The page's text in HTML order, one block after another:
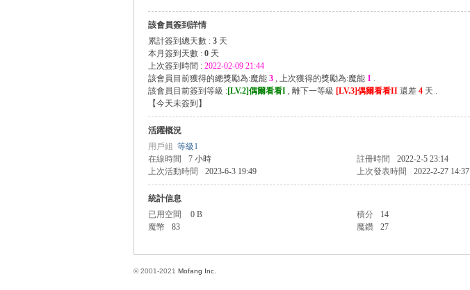
該會員簽到詳情
累計簽到總天數 : 3 天
本月簽到天數 : 0 天
上次簽到時間 : 2022-02-09 21:44
該會員目前獲得的總獎勵為:魔能 3 , 上次獲得的獎勵為:魔能 1 .
該會員目前簽到等級 :[LV.2]偶爾看看I , 離下一等級 [LV.3]偶爾看看II 還差 4 天 .
【今天未簽到 】
活躍概況
用戶組 等級1
在線時間
7 小時 註冊時間 2022-2-5 23:14
上次活動時間
2023-6-3 19:49 上次發表時間 2022-2-27 14:37
統計信息
已用空間
0 B 積分 14
魔幣
83 魔鑽 27
© 2001-2021 Mofang Inc.